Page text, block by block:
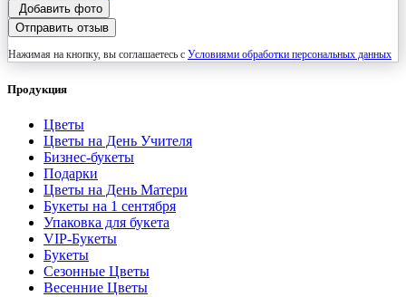
Добавить фото
Отправить отзыв
Нажимая на кнопку, вы соглашаетесь с Условиями обработки персональных данных
Продукция
Цветы
Цветы на День Учителя
Бизнес-букеты
Подарки
Цветы на День Матери
Букеты на 1 сентября
Упаковка для букета
VIP-Букеты
Букеты
Сезонные Цветы
Весенние Цветы